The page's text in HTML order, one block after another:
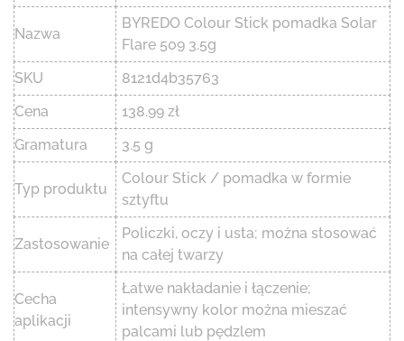
Nazwa
BYREDO Colour Stick pomadka Solar
Flare 509 3.5g
SKU
8121d4b35763
Cena
138.99 zł
Gramatura
3.5 g
Typ produktu
Colour Stick / pomadka w formie
sztyftu
Zastosowanie
Policzki, oczy i usta; można stosować
na całej twarzy
Cecha
aplikacji
Łatwe nakładanie i łączenie;
intensywny kolor można mieszać
palcami lub pędzlem